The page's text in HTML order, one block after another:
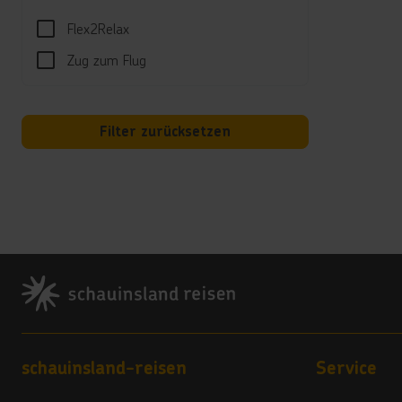
Flex2Relax
Zug zum Flug
Filter zurücksetzen
Footer
Footer navigation
schauinsland-reisen Service